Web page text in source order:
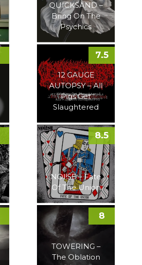
QUICKSAND –
Bring On The
Psychics
12 GAUGE
AUTOPSY – All
Pigs Get
Slaughtered
7.5
NOI!SE – Fate
Of The Union
8.5
TOWERING –
The Oblation
8